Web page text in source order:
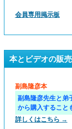
会員専用掲示板
本とビデオの販売
副島隆彦本
副島隆彦先生と弟
から購入すること
詳しくはこちら →